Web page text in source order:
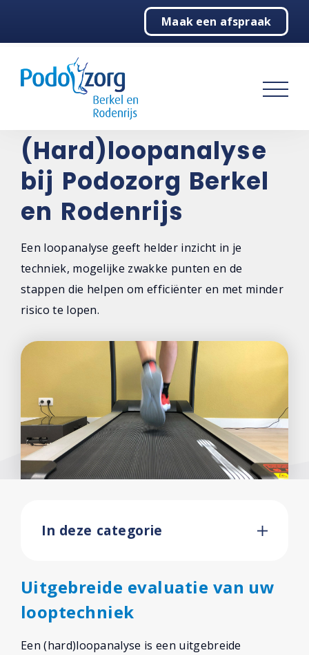
Maak een afspraak
Podologie
(Hard)Loopanalyse
Bikefitting
Lactaat inspanningstesten
Contact
(Hard)loopanalyse
bij Podozorg Berkel
en Rodenrijs
Een loopanalyse geeft helder inzicht in je
techniek, mogelijke zwakke punten en de
stappen die helpen om efficiënter en met minder
risico te lopen.
In deze categorie
Uitgebreide evaluatie van uw
looptechniek
Een (hard)loopanalyse is een uitgebreide